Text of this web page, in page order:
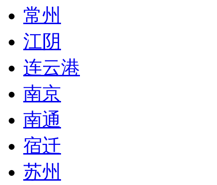
常州
江阴
连云港
南京
南通
宿迁
苏州